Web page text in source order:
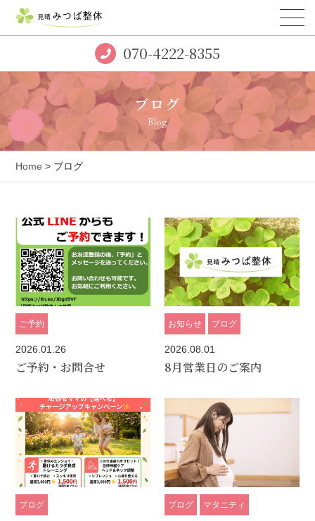
070-4222-8355
ブログ
Blog
Home > ブログ
ご予約
2026.01.26
ご予約・お問合せ
お知らせ ブログ
2026.08.01
8月営業日のご案内
ブログ ブログ マタニティ